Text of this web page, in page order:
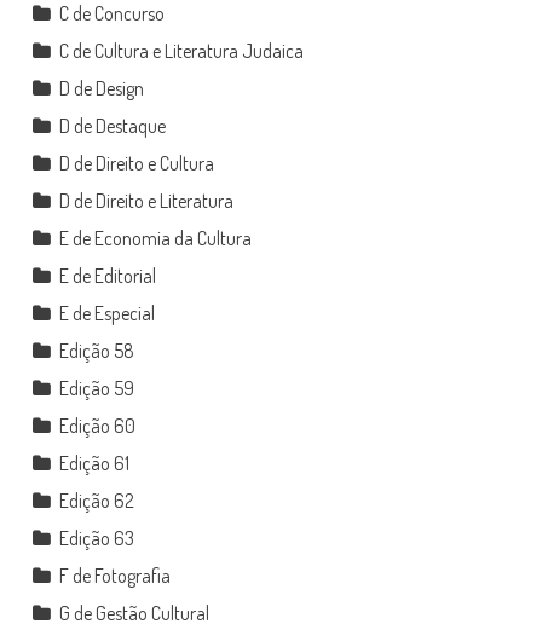
C de Concurso
C de Cultura e Literatura Judaica
D de Design
D de Destaque
D de Direito e Cultura
D de Direito e Literatura
E de Economia da Cultura
E de Editorial
E de Especial
Edição 58
Edição 59
Edição 60
Edição 61
Edição 62
Edição 63
F de Fotografia
G de Gestão Cultural